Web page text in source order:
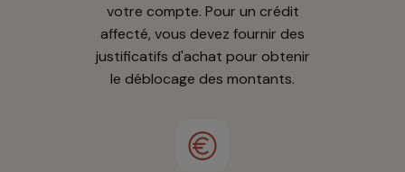
votre compte. Pour un crédit
affecté, vous devez fournir des
justificatifs d'achat pour obtenir
le déblocage des montants.